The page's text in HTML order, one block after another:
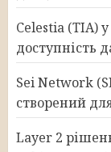
Celestia (TIA)
доступність
Sei Network
створений
Layer 2